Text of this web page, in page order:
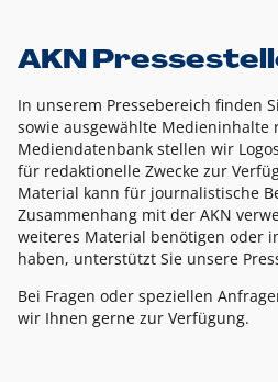
AKN
In unserem Pressebereich finden
sowie ausgewählte Medieninhalte
Mediendatenbank stellen wir
für redaktionelle Zwecke zur
Material kann für journalistische
Zusammenhang mit der AKN
weiteres Material benötigen oder
haben, unterstützt Sie unsere
Bei Fragen oder speziellen
wir Ihnen gerne zur Verfügung.